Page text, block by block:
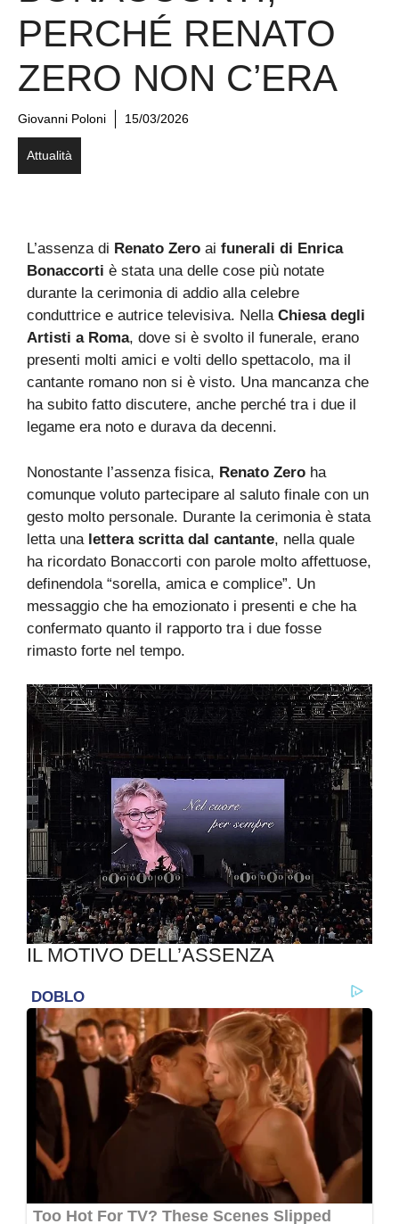
PERCHÉ RENATO
ZERO NON C’ERA
Giovanni Poloni 15/03/2026
Attualità
L’assenza di Renato Zero ai funerali di Enrica
Bonaccorti è stata una delle cose più notate
durante la cerimonia di addio alla celebre
conduttrice e autrice televisiva. Nella Chiesa degli
Artisti a Roma, dove si è svolto il funerale, erano
presenti molti amici e volti dello spettacolo, ma il
cantante romano non si è visto. Una mancanza che
ha subito fatto discutere, anche perché tra i due il
legame era noto e durava da decenni.
Nonostante l’assenza fisica, Renato Zero ha
comunque voluto partecipare al saluto finale con un
gesto molto personale. Durante la cerimonia è stata
letta una lettera scritta dal cantante, nella quale
ha ricordato Bonaccorti con parole molto affettuose,
definendola “sorella, amica e complice”. Un
messaggio che ha emozionato i presenti e che ha
confermato quanto il rapporto tra i due fosse
rimasto forte nel tempo.
IL MOTIVO DELL’ASSENZA